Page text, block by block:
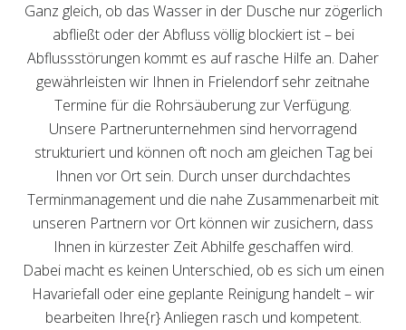
Ganz gleich, ob das Wasser in der Dusche nur zögerlich
abfließt oder der Abfluss völlig blockiert ist – bei
Abflussstörungen kommt es auf rasche Hilfe an. Daher
gewährleisten wir Ihnen in Frielendorf sehr zeitnahe
Termine für die Rohrsäuberung zur Verfügung.
Unsere Partnerunternehmen sind hervorragend
strukturiert und können oft noch am gleichen Tag bei
Ihnen vor Ort sein. Durch unser durchdachtes
Terminmanagement und die nahe Zusammenarbeit mit
unseren Partnern vor Ort können wir zusichern, dass
Ihnen in kürzester Zeit Abhilfe geschaffen wird.
Dabei macht es keinen Unterschied, ob es sich um einen
Havariefall oder eine geplante Reinigung handelt – wir
bearbeiten Ihre{r} Anliegen rasch und kompetent.